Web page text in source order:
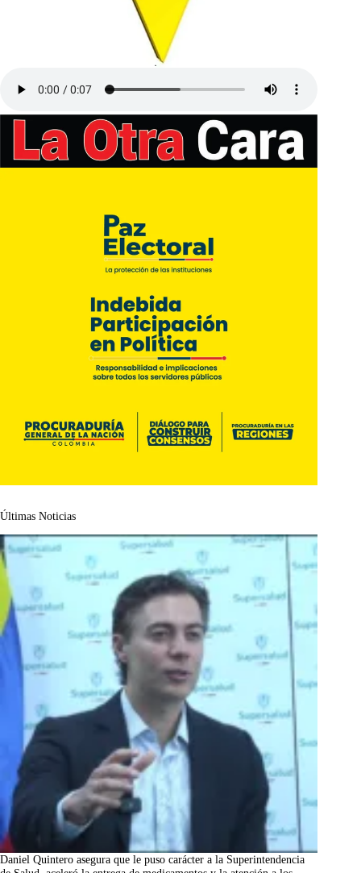
Últimas Noticias
Daniel Quintero asegura que le puso carácter a la Superintendencia